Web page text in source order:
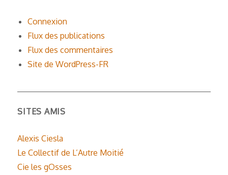
Connexion
Flux des publications
Flux des commentaires
Site de WordPress-FR
SITES AMIS
Alexis Ciesla
Le Collectif de L’Autre Moitié
Cie les gOsses